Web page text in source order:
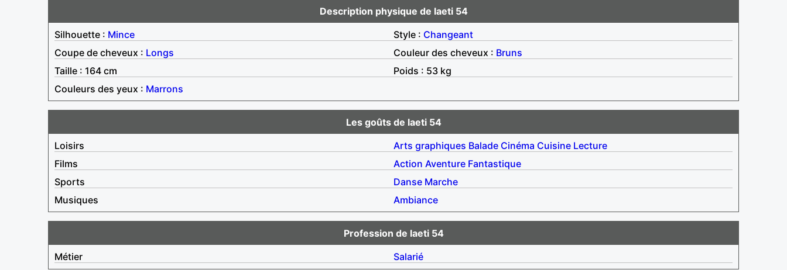
Description physique de laeti 54
Silhouette : Mince Style : Changeant
Coupe de cheveux : Longs Couleur des cheveux : Bruns
Taille : 164 cm
Poids : 53 kg
Couleurs des yeux : Marrons
Les goûts de laeti 54
Loisirs
Arts graphiques Balade Cinéma Cuisine Lecture
Films
Action Aventure Fantastique
Sports
Danse Marche
Musiques
Ambiance
Profession de laeti 54
Métier
Salarié